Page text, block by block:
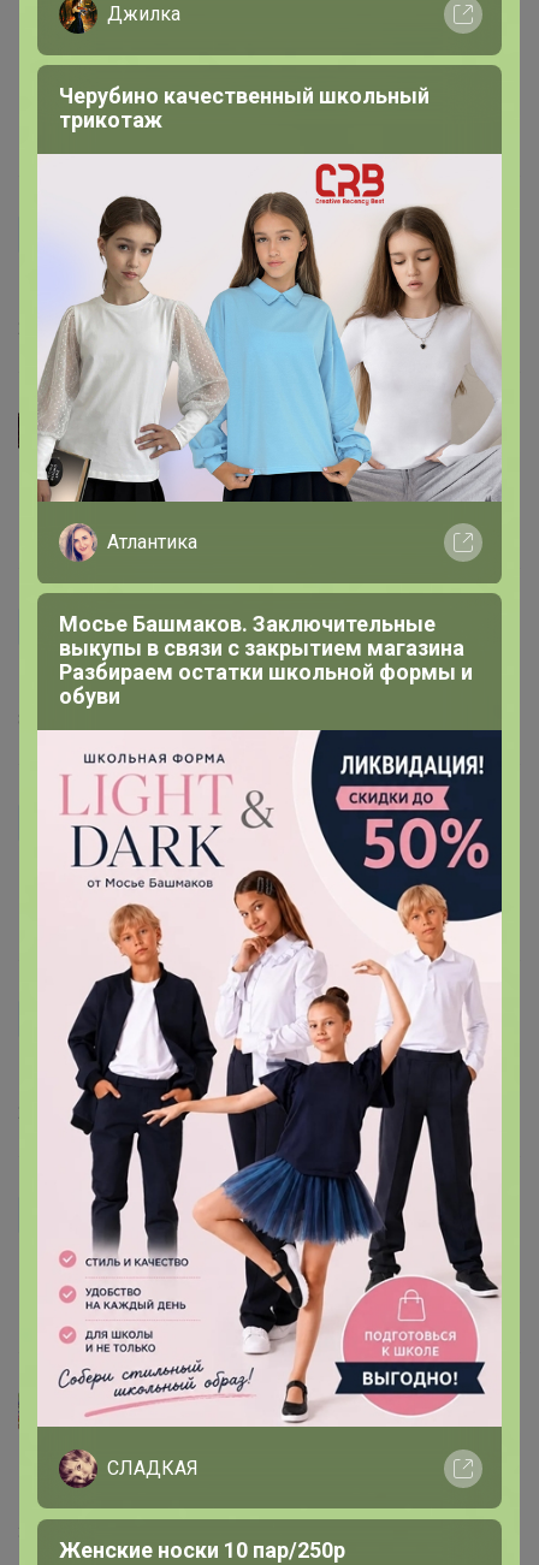
Хороший пластик. Поверхность шершавая, продукт не
&quot;убегает&quot; с нее. Самое то чтобы порезать лук
или потереть морковку.
15 декабря, 2019 11:06
катя0507185
Мини доска
2 февраля, 2019 15:48
СЛАДКАЯ
NiLiX, сейчас около 5% выходит
10 декабря, 2018 16:04
NiLiX
Подскажите по доставки? как расчитивается
ronetka
хорошая досочка, маленькая и удобная!
10 ноября, 2018 11:05
mamaAdama
Хорошая компактная досточка! Нравится.
2 сентября, 2018 09:03
Ульяшкина
Классная досточка, хороший пластик!
17 июля, 2018 09:56
Lena20081975
Такая миленькая, луковицу или укропчик покрошить в
самый раз. Пластик толстый такой, супер короче!
3 июня, 2018 18:21
Джилка
Черубино качественный школьный
трикотаж
Атлантика
Мосье Башмаков. Заключительные
выкупы в связи с закрытием магазина
Разбираем остатки школьной формы и
обуви
СЛАДКАЯ
Женские носки 10 пар/250р